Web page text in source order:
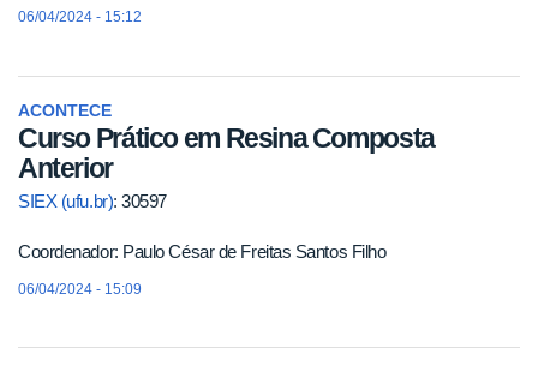
06/04/2024 - 15:12
ACONTECE
Curso Prático em Resina Composta
Anterior
SIEX (ufu.br): 30597
Coordenador: Paulo César de Freitas Santos Filho
06/04/2024 - 15:09